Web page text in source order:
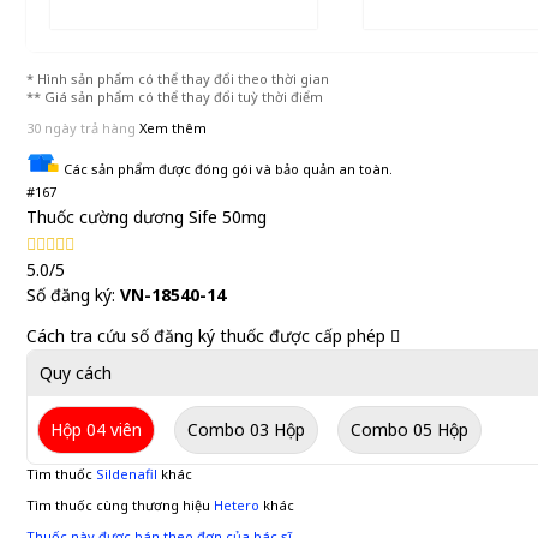
* Hình sản phẩm có thể thay đổi theo thời gian
** Giá sản phẩm có thể thay đổi tuỳ thời điểm
30 ngày trả hàng Xem thêm
Các sản phẩm được đóng gói và bảo quản an toàn.
#167
Thuốc cường dương Sife 50mg
5.0/5
Số đăng ký: VN-18540-14
Cách tra cứu số đăng ký thuốc được cấp phép
Quy cách
Hộp 04 viên Combo 03 Hộp Combo 05 Hộp
Tìm thuốc Sildenafil khác
Tìm thuốc cùng thương hiệu Hetero khác